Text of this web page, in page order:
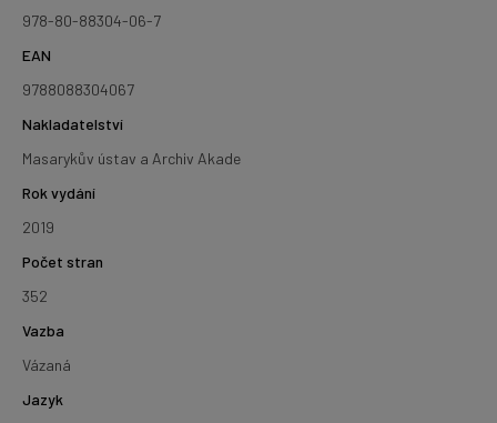
978-80-88304-06-7
EAN
9788088304067
Nakladatelství
Masarykův ústav a Archiv Akade
Rok vydání
2019
Počet stran
352
Vazba
Vázaná
Jazyk